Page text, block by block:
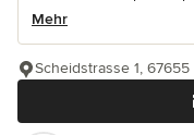
Mehr
Scheidstrasse 1,